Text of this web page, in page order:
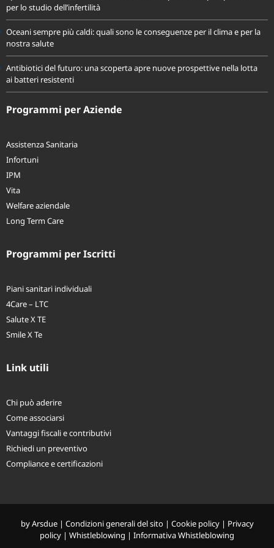
Spermatozoi creati in laboratorio: la ricerca apre nuove prospettive
per lo studio dell’infertilità
Oceani sempre più caldi: quali sono le conseguenze per il clima e per la
nostra salute
Antibiotici del futuro: una scoperta apre nuove prospettive nella lotta
ai batteri resistenti
Assistenza Sanitaria
Infortuni
IPM
Vita
Welfare aziendale
Piani sanitari individuali
4Care – LTC
Salute X TE
Chi può aderire
Come associarsi
Vantaggi fiscali e contributivi
Richiedi un preventivo
Arsdue|Condizioni generali del sito|Cookie policy|Privacy